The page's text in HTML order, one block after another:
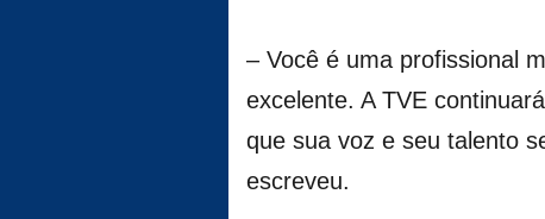
– Você é uma profissional
excelente. A TVE
que sua voz e seu talento
escreveu.